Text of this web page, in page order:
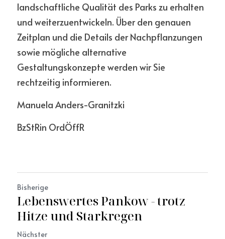
landschaftliche Qualität des Parks zu erhalten
und weiterzuentwickeln. Über den genauen
Zeitplan und die Details der Nachpflanzungen
sowie mögliche alternative
Gestaltungskonzepte werden wir Sie
rechtzeitig informieren.
Manuela Anders-Granitzki
BzStRin OrdÖffR
Bisherige
Lebenswertes Pankow - trotz
Hitze und Starkregen
Nächster